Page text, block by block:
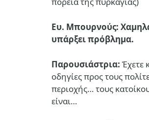
Ευ. Μπουρνούς:
υπάρξει πρόβλημα.
Παρουσιάστρια: Έχετε
οδηγίες προς τους
περιοχής… τους
είναι…